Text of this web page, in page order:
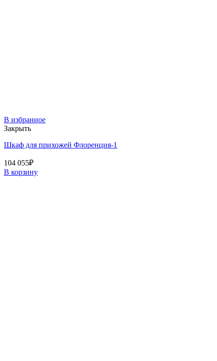
В избранное
Закрыть
Шкаф для прихожей Флоренция-1
104 055₽
В корзину